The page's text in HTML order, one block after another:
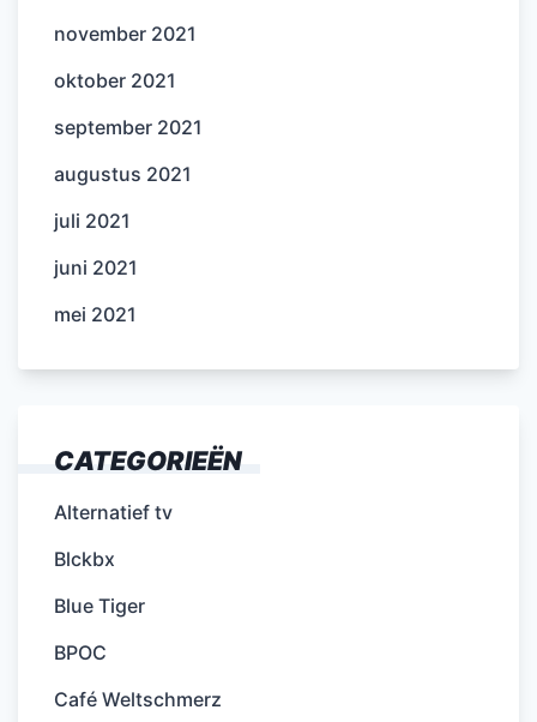
november 2021
oktober 2021
september 2021
augustus 2021
juli 2021
juni 2021
mei 2021
CATEGORIEËN
Alternatief tv
Blckbx
Blue Tiger
BPOC
Café Weltschmerz